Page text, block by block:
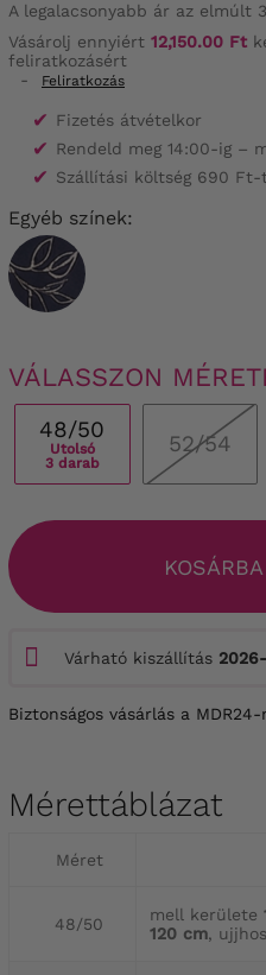
A legalacsonyabb ár az elmúlt
Vásárolj ennyiért 12,150.00 Ft
feliratkozásért
-
Feliratkozás
✔ Fizetés átvételkor
✔ Rendeld meg 14:00-ig –
✔ Szállítási költség 690 Ft-
Egyéb színek:
VÁLASSZON
48/50
Utolsó
3 darab
52/54
KOSÁRBA
Várható kiszállítás
Biztonságos vásárlás a
Mérettáblázat
Méret
48/50 mell kerülete
120 cm,